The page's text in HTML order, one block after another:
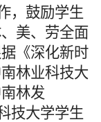
，鼓励学生
美、劳全面
《深化新时
林业科技大
林发
技大学学生